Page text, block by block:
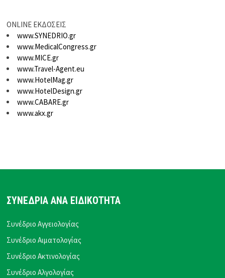
ONLINE ΕΚΔΟΣΕΙΣ
www.SYNEDRIO.gr
www.MedicalCongress.gr
www.MICE.gr
www.Travel-Agent.eu
www.HotelMag.gr
www.HotelDesign.gr
www.CABARE.gr
www.akx.gr
ΣΥΝΕΔΡΙΑ ΑΝΑ ΕΙΔΙΚΟΤΗΤΑ
Συνέδριο Αγγειολογίας
Συνέδριο Αιματολογίας
Συνέδριο Ακτινολογίας
Συνέδριο Αλγολογίας